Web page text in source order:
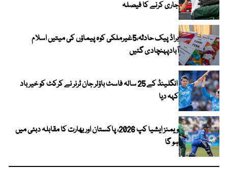
جاری کرنے کا فیصلہ
براڈ پیک حادثہ،5غیرملکی کوہ پیماؤں کی میتیں اسلام
آبادپہنچادی گئیں
انگلینڈ کے 25 سالہ فاسٹ باؤلر جان ٹرنر نے کرکٹ کو خیر باد
کہہ دیا
ویمنز ایشیا کپ 2026، پاکستان اور بھارت کا مقابلہ دبئی میں
ہو گا